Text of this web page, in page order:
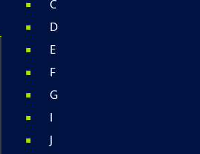
C
D
E
F
G
I
J